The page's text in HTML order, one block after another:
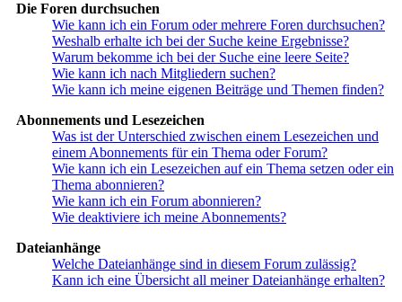
Die Foren durchsuchen
Wie kann ich ein Forum oder mehrere Foren durchsuchen?
Weshalb erhalte ich bei der Suche keine Ergebnisse?
Warum bekomme ich bei der Suche eine leere Seite?
Wie kann ich nach Mitgliedern suchen?
Wie kann ich meine eigenen Beiträge und Themen finden?
Abonnements und Lesezeichen
Was ist der Unterschied zwischen einem Lesezeichen und
einem Abonnements für ein Thema oder Forum?
Wie kann ich ein Lesezeichen auf ein Thema setzen oder ein
Thema abonnieren?
Wie kann ich ein Forum abonnieren?
Wie deaktiviere ich meine Abonnements?
Dateianhänge
Welche Dateianhänge sind in diesem Forum zulässig?
Kann ich eine Übersicht all meiner Dateianhänge erhalten?